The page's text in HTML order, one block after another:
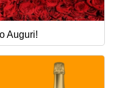
Auguri!